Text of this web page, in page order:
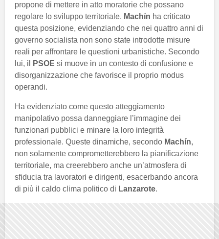
propone di mettere in atto moratorie che possano
regolare lo sviluppo territoriale. Machín ha criticato
questa posizione, evidenziando che nei quattro anni di
governo socialista non sono state introdotte misure
reali per affrontare le questioni urbanistiche. Secondo
lui, il
PSOE si muove in un contesto di confusione e
disorganizzazione che favorisce il proprio modus
operandi.
Ha evidenziato come questo atteggiamento
manipolativo possa danneggiare l’immagine dei
funzionari pubblici e minare la loro integrità
professionale. Queste dinamiche, secondo Machín,
non solamente comprometterebbero la pianificazione
territoriale, ma creerebbero anche un’atmosfera di
sfiducia tra lavoratori e dirigenti, esacerbando ancora
di più il caldo clima politico di Lanzarote.